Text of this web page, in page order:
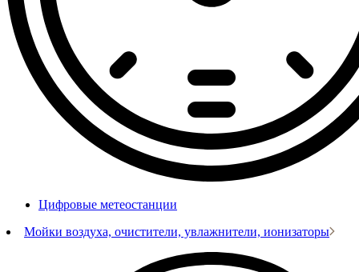
Цифровые метеостанции
Мойки воздуха, очистители, увлажнители, ионизаторы